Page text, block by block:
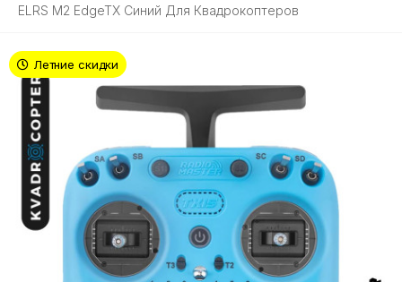
ELRS M2 EdgeTX Синий Для Квадрокоптеров
Летние скидки